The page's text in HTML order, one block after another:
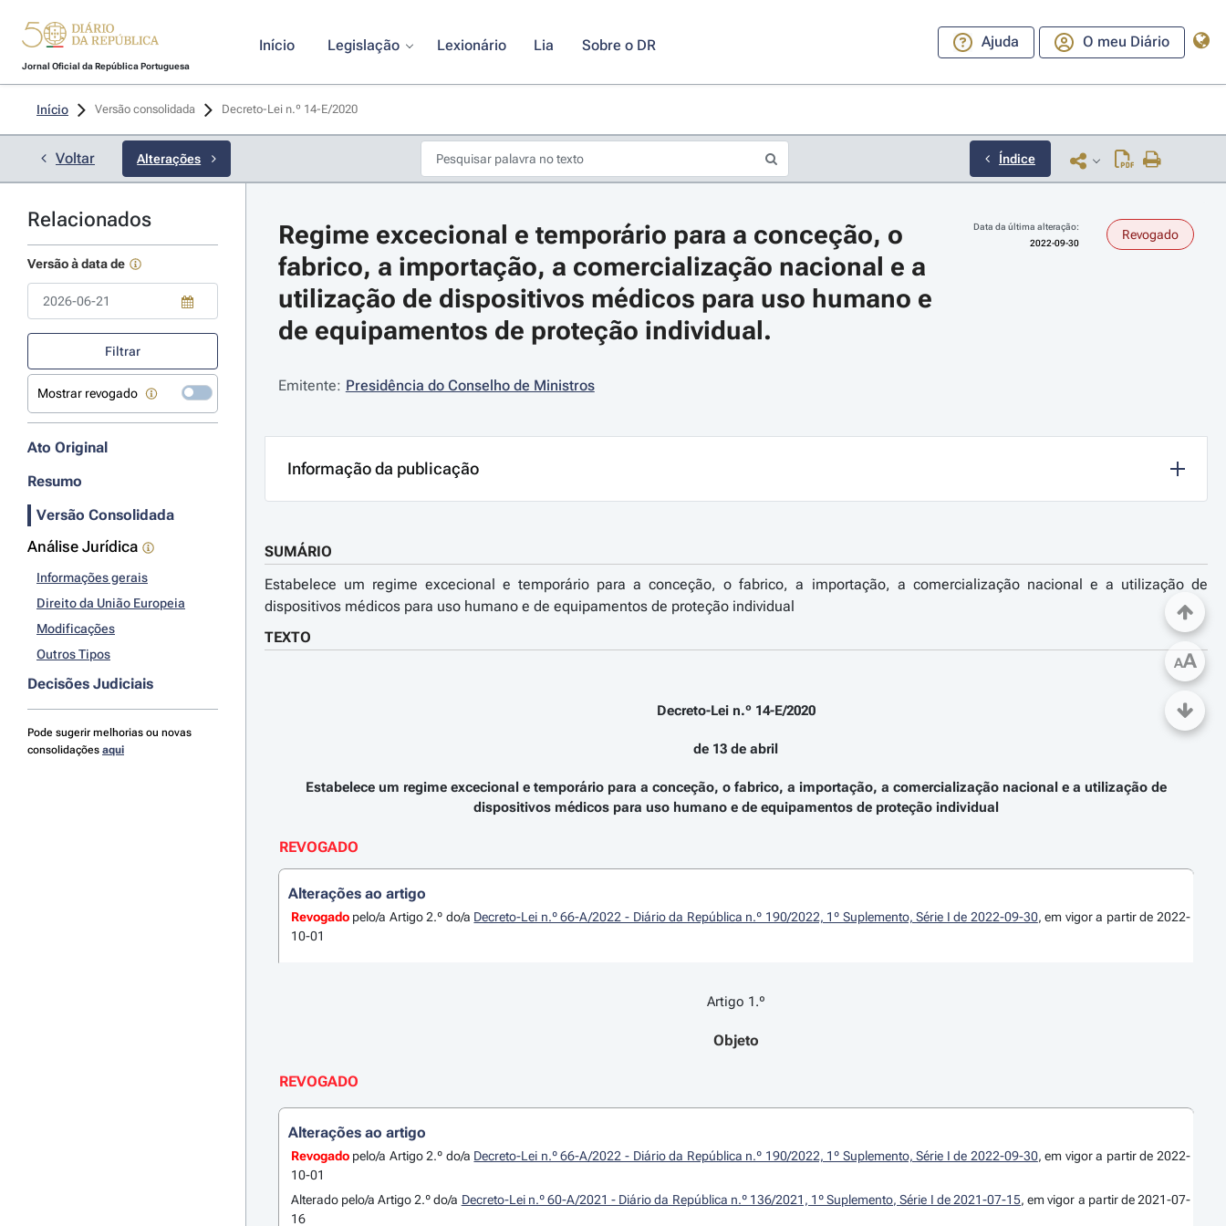
Jornal Oficial da República Portuguesa
Início Legislação Lexionário Lia Sobre o DR Ajuda O meu Diário
Início Versão consolidada Decreto-Lei n.º 14-E/2020
Voltar Alterações Índice
Relacionados
Versão à data de
Use a tecla de seta para baixo para abrir o calendário; Use as teclas de seta para navegar pelos dias do calendário; Use cmd ou ctrl + seta para a direita ou esquerda para navegar pelos meses; Use cmd ou ctrl +
Filtrar
Mostrar revogado
Ato Original
Resumo
Versão Consolidada
Análise Jurídica
Informações gerais
Direito da União Europeia
Modificações
Outros Tipos
Decisões Judiciais
Pode sugerir melhorias ou novas
consolidações aqui
Regime excecional e temporário para a conceção, o
fabrico, a importação, a comercialização nacional e a
utilização de dispositivos médicos para uso humano e
de equipamentos de proteção individual.
Data da última alteração:
2022-09-30
Revogado
Emitente: Presidência do Conselho de Ministros
Informação da publicação
SUMÁRIO
Estabelece um regime excecional e temporário para a conceção, o fabrico, a importação, a comercialização nacional e a utilização de
dispositivos médicos para uso humano e de equipamentos de proteção individual
TEXTO
Decreto-Lei n.º 14-E/2020
de 13 de abril
Estabelece um regime excecional e temporário para a conceção, o fabrico, a importação, a comercialização nacional e a utilização de
dispositivos médicos para uso humano e de equipamentos de proteção individual
REVOGADO
Alterações ao artigo
Revogadopelo/a Artigo 2.º do/a Decreto-Lei n.º 66-A/2022 - Diário da República n.º 190/2022, 1º Suplemento, Série I de 2022-09-30, em vigor a partir de 2022-
10-01
Artigo 1.º
Objeto
REVOGADO
Alterações ao artigo
Revogadopelo/a Artigo 2.º do/a Decreto-Lei n.º 66-A/2022 - Diário da República n.º 190/2022, 1º Suplemento, Série I de 2022-09-30, em vigor a partir de 2022-
10-01
Alterado pelo/a Artigo 2.º do/a Decreto-Lei n.º 60-A/2021 - Diário da República n.º 136/2021, 1º Suplemento, Série I de 2021-07-15, em vigor a partir de 2021-07-
16
AA